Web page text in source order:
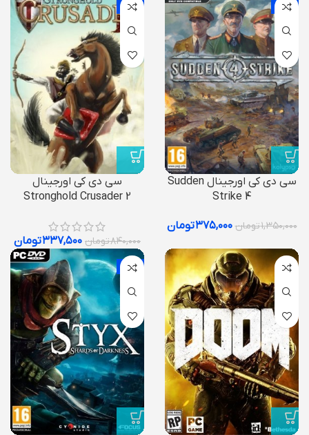
-72%
سی دی کی اورجینال Sudden
Strike 4
۱,۳۵۰,۰۰۰تومان ۳۷۵,۰۰۰تومان
-60%
سی دی کی اورجینال
Stronghold Crusader 2
۸۴۰,۰۰۰تومان ۳۳۷,۵۰۰تومان
-7%